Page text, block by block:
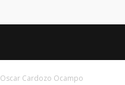
Oscar Cardozo Ocampo